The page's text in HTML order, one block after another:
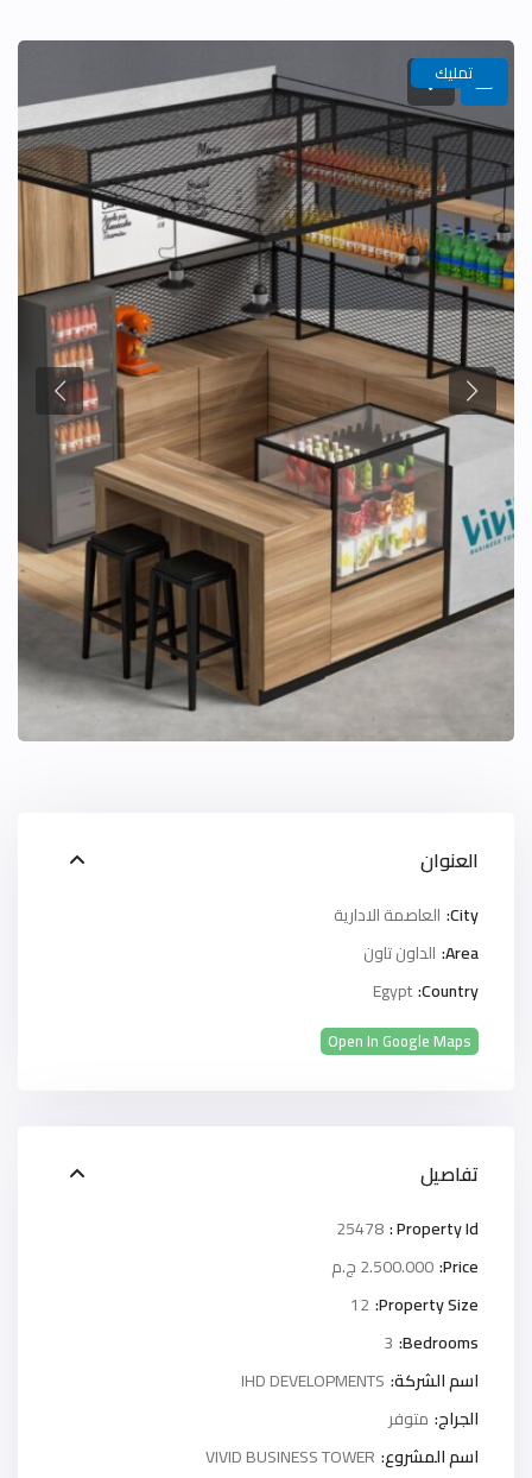
تمليك
العنوان
City: العاصمة الادارية
Area: الداون تاون
Country:
Egypt
Open In Google Maps
تفاصيل
Property Id :
25478
Price: 2.500.000 ج.م
Property Size:
12
Bedrooms:
3
اسم الشركة: IHD DEVELOPMENTS
الجراج: متوفر
اسم المشروع: VIVID BUSINESS TOWER